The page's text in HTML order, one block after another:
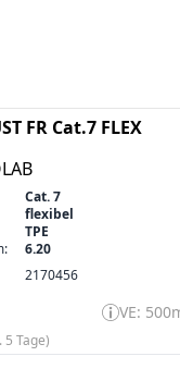
FR Cat.7 FLEX
Cat. 7
flexibel
TPE
6.20
2170456
VE:
Tage)